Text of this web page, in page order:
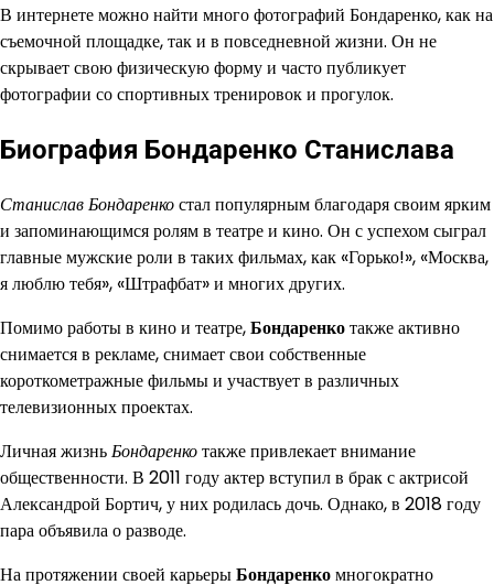
В интернете можно найти много фотографий Бондаренко, как на
съемочной площадке, так и в повседневной жизни. Он не
скрывает свою физическую форму и часто публикует
фотографии со спортивных тренировок и прогулок.
Биография Бондаренко Станислава
Станислав Бондаренкостал популярным благодаря своим ярким
и запоминающимся ролям в театре и кино. Он с успехом сыграл
главные мужские роли в таких фильмах, как «Горько!», «Москва,
я люблю тебя», «Штрафбат» и многих других.
Помимо работы в кино и театре,Бондаренкотакже активно
снимается в рекламе, снимает свои собственные
короткометражные фильмы и участвует в различных
телевизионных проектах.
Личная жизньБондаренкотакже привлекает внимание
общественности. В 2011 году актер вступил в брак с актрисой
Александрой Бортич, у них родилась дочь. Однако, в 2018 году
пара объявила о разводе.
На протяжении своей карьерыБондаренкомногократно